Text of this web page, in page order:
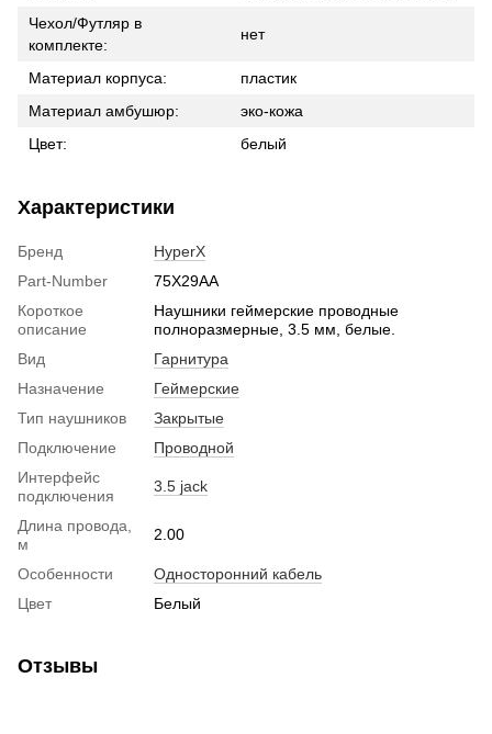
Чехол/Футляр в
комплекте:
нет
Материал корпуса:
пластик
Материал амбушюр:
эко-кожа
Цвет:
белый
Характеристики
Бренд
HyperX
Part-Number
75X29AA
Короткое
описание
Наушники геймерские проводные
полноразмерные, 3.5 мм, белые.
Вид
Гарнитура
Назначение
Геймерские
Тип наушников
Закрытые
Подключение
Проводной
Интерфейс
подключения
3.5 jack
Длина провода,
м
2.00
Особенности
Односторонний кабель
Цвет
Белый
Отзывы